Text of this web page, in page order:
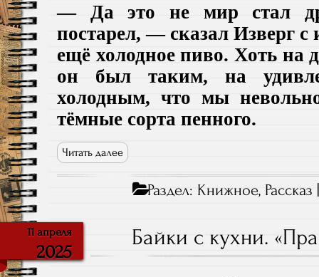
— Да это не мир стал
постарел, — сказал Изверг с
ещё холодное пиво. Хоть на
он был таким, на
холодным, что мы
тёмные сорта пенного.
Читать далее
Раздел: Книжное, Рассказ
11 апреля
2025
Байки с кухни.